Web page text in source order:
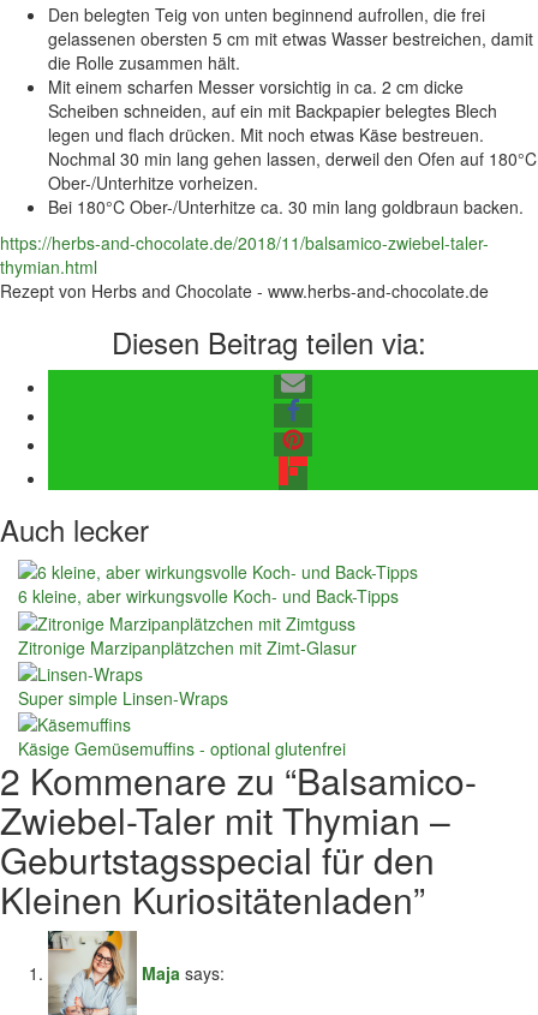
Den belegten Teig von unten beginnend aufrollen, die frei
gelassenen obersten 5 cm mit etwas Wasser bestreichen, damit
die Rolle zusammen hält.
Mit einem scharfen Messer vorsichtig in ca. 2 cm dicke
Scheiben schneiden, auf ein mit Backpapier belegtes Blech
legen und flach drücken. Mit noch etwas Käse bestreuen.
Nochmal 30 min lang gehen lassen, derweil den Ofen auf 180°C
Ober-/Unterhitze vorheizen.
Bei 180°C Ober-/Unterhitze ca. 30 min lang goldbraun backen.
https://herbs-and-chocolate.de/2018/11/balsamico-zwiebel-taler-
thymian.html
Rezept von Herbs and Chocolate - www.herbs-and-chocolate.de
Diesen Beitrag teilen via:
Auch lecker
6 kleine, aber wirkungsvolle Koch- und Back-Tipps
Zitronige Marzipanplätzchen mit Zimt-Glasur
Super simple Linsen-Wraps
Käsige Gemüsemuffins - optional glutenfrei
2 Kommenare zu “Balsamico-
Zwiebel-Taler mit Thymian –
Geburtstagsspecial für den
Kleinen Kuriositätenladen”
Maja says: